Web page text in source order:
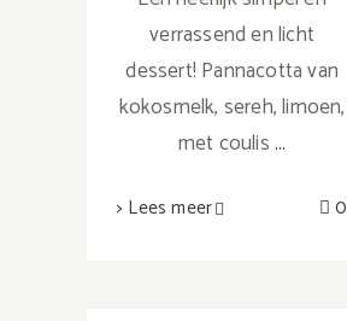
verrassend en licht
dessert! Pannacotta van
kokosmelk, sereh, limoen,
met coulis...
> Lees meer 0